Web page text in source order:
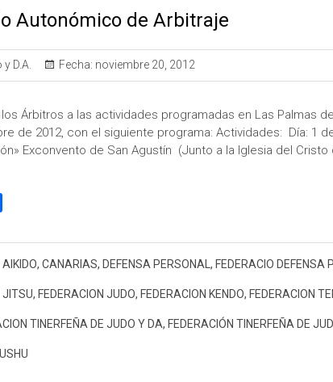
Autonómico de Arbitraje
D.A. Fecha: noviembre 20, 2012
Árbitros a las actividades programadas en Las Palmas
de 2012, con el siguiente programa: Actividades: Día: 1
Exconvento de San Agustín (Junto a la Iglesia del
m
p
r
t
r
AIKIDO, CANARIAS, DEFENSA PERSONAL , FEDERACIO DEFENSA
JITSU, FEDERACION JUDO, FEDERACION KENDO, FEDERACION
TINERFEÑA DE JUDO Y DA, FEDERACIÓN TINERFEÑA DE